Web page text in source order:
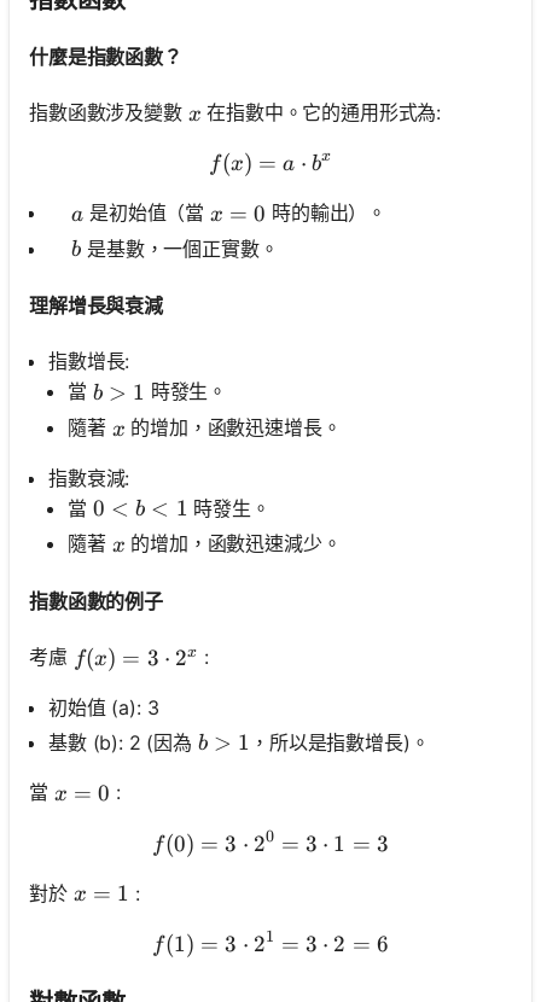
題
提
第
題
什麼是指數函數？
指數函數涉及變數 x
x 在指數中。它的通用形式為:
f(x)=a \cdot b^x
f(x) = a ⋅ bx
\quad a
a 是初始值（當 x=0
x = 0 時的輸出）。
\quad b
b 是基數，一個正實數。
理解增長與衰減
指數增長:
當 b>1
b > 1 時發生。
隨著 x
x 的增加，函數迅速增長。
指數衰減:
當 0<b<1
0 < b < 1 時發生。
隨著 x
x 的增加，函數迅速減少。
指數函數的例子
考慮 f(x)=3 \cdot 2^x
f(x) = 3 ⋅ 2x :
初始值 (a): 3
基數 (b): 2 (因為 b>1
b > 1 ，所以是指數增長)。
當 x=0
x = 0 :
f(0)=3 \cdot 2^0=3 \cdot
f(0) = 3 ⋅ 20 = 3 ⋅ 1 = 3
對於 x=1
x = 1 :
f(1)=3 \cdot 2^1=3 \cdot
f(1) = 3 ⋅ 21 = 3 ⋅ 2 = 6